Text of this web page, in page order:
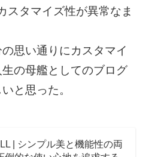
スタマイズ性が異常なま
思い通りにカスタマイ
の母艦としてのブログ
と思った。
| シンプル美と機能性の両